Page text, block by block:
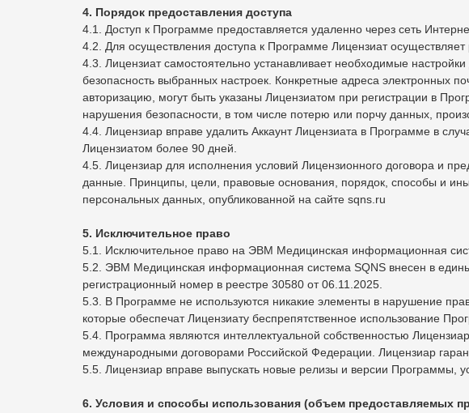
4. Порядок предоставления доступа
4.1. Доступ к Программе предоставляется удаленно через сеть
4.2. Для осуществления доступа к Программе Лицензиат
4.3. Лицензиат самостоятельно устанавливает необходимые
безопасность выбранных настроек. Конкретные адреса электронных
авторизацию, могут быть указаны Лицензиатом при регистрации в
нарушения безопасности, в том числе потерю или порчу данных,
4.4. Лицензиар вправе удалить Аккаунт Лицензиата в Программе в
Лицензиатом более 90 дней.
4.5. Лицензиар для исполнения условий Лицензионного договора и
данные. Принципы, цели, правовые основания, порядок, способы и
персональных данных, опубликованной на сайте sqns.ru
5. Исключительное право
5.1. Исключительное право на ЭВМ Медицинская информационная
5.2. ЭВМ Медицинская информационная система SQNS внесен в
регистрационный номер в реестре 30580 от 06.11.2025.
5.3. В Программе не используются никакие элементы в нарушение
которые обеспечат Лицензиату беспрепятственное использование
5.4. Программа являются интеллектуальной собственностью
международными договорами Российской Федерации. Лицензиар
5.5. Лицензиар вправе выпускать новые релизы и версии Программы,
6. Условия и способы использования (объем предоставляемых